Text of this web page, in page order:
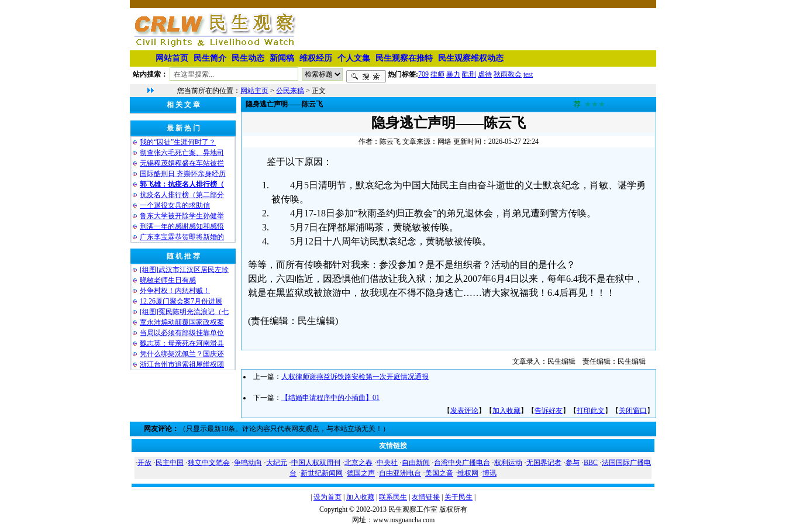
网站首页 民生简介 民生动态 新闻稿 维权经历 个人文集 民生观察在推特 民生观察维权动态
站内搜索： 热门标签:709 律师 暴力 酷刑 虐待 秋雨教会 test
您当前所在的位置： 网站主页 > 公民来稿 > 正文
相 关 文 章
最 新 热 门
我的“囚徒”生涯何时了？
彻查张六毛死亡案、异地司
无锡程茂娟程盛在车站被拦
国际酷刑日 齐崇怀亲身经历
郭飞雄：抗疫名人排行榜（
抗疫名人排行榜（第二部分
一个退役女兵的求助信
鲁东大学被开除学生孙健举
刑满一年的感谢感知和感悟
广东李宝霖恭贺即将新婚的
随 机 推 荐
[组图]武汉市江汉区居民左珍
晓敏老师生日有感
外争村权！内惩村贼！
12.26厦门聚会案7月份进展
[组图]冤民陈明光流浪记（七
覃永沛煽动颠覆国家政权案
当局以必须有部级挂靠单位
魏志英：母亲死在河南滑县
凭什么绑架沈佩兰？国庆还
浙江台州市追索祖屋维权团
隐身逃亡声明——陈云飞 荐 ★★★
隐身逃亡声明——陈云飞
作者：陈云飞 文章来源：网络 更新时间：2026-05-27 22:24
鉴于以下原因：
4月5日清明节，默哀纪念为中国大陆民主自由奋斗逝世的义士默哀纪念，肖敏、谌学勇
被传唤。
4月17-18日参加“秋雨圣约归正教会”的弟兄退休会，肖弟兄遭到警方传唤。
5月7日在陴都犀浦喝茶，黄晓敏被传唤。
5月12日十八周年访民默哀纪念，黄晓敏被传唤。
等等，而所有传唤都针对我来：参没参加？是不是组织者？活动的目的是什么？
因此，六四临近，因恐惧他们借故让我入狱；加之从2007年6月4日以来，每年6.4我不是在狱中，
就是在黑监狱或被旅游中，故我现在不得不隐身逃亡……请大家祝福我！6.4后再见！！！
(责任编辑：民生编辑)
文章录入：民生编辑 责任编辑：民生编辑
上一篇： 人权律师谢燕益诉铁路安检第一次开庭情况通报
下一篇：
【结婚申请程序中的小插曲】01
【发表评论】【加入收藏】【告诉好友】【打印此文 】【 关闭窗口 】
网友评论： （只显示最新10条。评论内容只代表网友观点，与本站立场无关！）
友情链接
·开放 · 民主中国 ·独立中文笔会 ·争鸣动向 ·大纪元 ·中国人权双周刊 ·北京之春 ·中央社 ·自由新闻 ·台湾中央广播电台 ·权利运动 ·无国界记者 ·参与 ·BBC ·法国国际广播电
台 ·新世纪新闻网 ·德国之声 ·自由亚洲电台 ·美国之音 ·维权网 ·博讯
设为首页 加入收藏 联系民生 友情链接 关于民生
Copyright © 2002-2013 民生观察工作室 版权所有
网址：www.msguancha.com